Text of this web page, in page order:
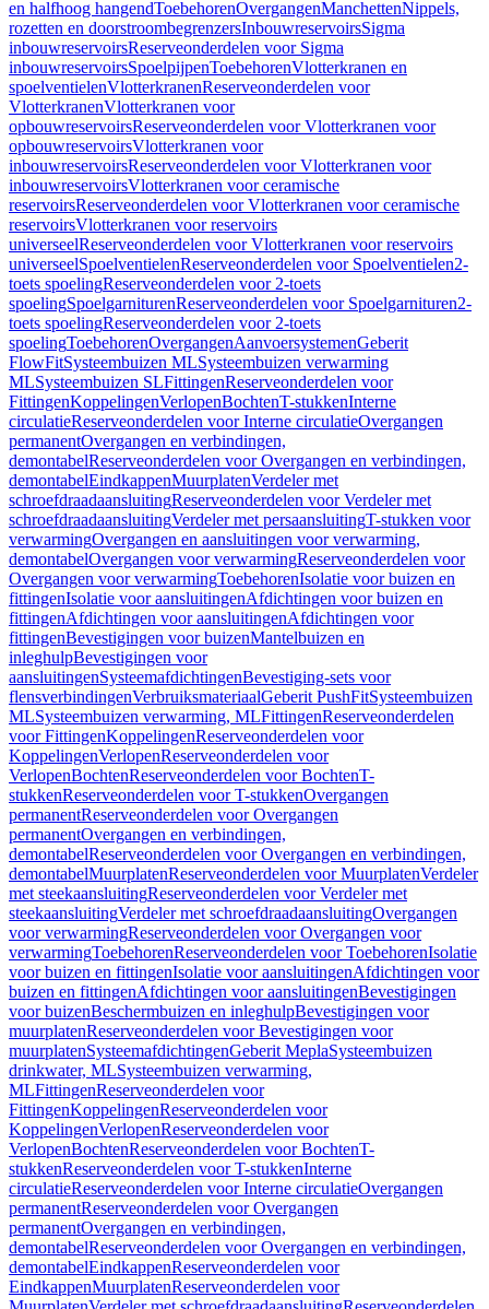
en halfhoog hangendToebehorenOvergangenManchettenNippels,
rozetten en doorstroombegrenzersInbouwreservoirsSigma
inbouwreservoirsReserveonderdelen voor Sigma
inbouwreservoirsSpoelpijpenToebehorenVlotterkranen en
spoelventielenVlotterkranenReserveonderdelen voor
VlotterkranenVlotterkranen voor
opbouwreservoirsReserveonderdelen voor Vlotterkranen voor
opbouwreservoirsVlotterkranen voor
inbouwreservoirsReserveonderdelen voor Vlotterkranen voor
inbouwreservoirsVlotterkranen voor ceramische
reservoirsReserveonderdelen voor Vlotterkranen voor ceramische
reservoirsVlotterkranen voor reservoirs
universeelReserveonderdelen voor Vlotterkranen voor reservoirs
universeelSpoelventielenReserveonderdelen voor Spoelventielen2-
toets spoelingReserveonderdelen voor 2-toets
spoelingSpoelgarniturenReserveonderdelen voor Spoelgarnituren2-
toets spoelingReserveonderdelen voor 2-toets
spoelingToebehorenOvergangenAanvoersystemenGeberit
FlowFitSysteembuizen MLSysteembuizen verwarming
MLSysteembuizen SLFittingenReserveonderdelen voor
FittingenKoppelingenVerlopenBochtenT-stukkenInterne
circulatieReserveonderdelen voor Interne circulatieOvergangen
permanentOvergangen en verbindingen,
demontabelReserveonderdelen voor Overgangen en verbindingen,
demontabelEindkappenMuurplatenVerdeler met
schroefdraadaansluitingReserveonderdelen voor Verdeler met
schroefdraadaansluitingVerdeler met persaansluitingT-stukken voor
verwarmingOvergangen en aansluitingen voor verwarming,
demontabelOvergangen voor verwarmingReserveonderdelen voor
Overgangen voor verwarmingToebehorenIsolatie voor buizen en
fittingenIsolatie voor aansluitingenAfdichtingen voor buizen en
fittingenAfdichtingen voor aansluitingenAfdichtingen voor
fittingenBevestigingen voor buizenMantelbuizen en
inleghulpBevestigingen voor
aansluitingenSysteemafdichtingenBevestiging-sets voor
flensverbindingenVerbruiksmateriaalGeberit PushFitSysteembuizen
MLSysteembuizen verwarming, MLFittingenReserveonderdelen
voor FittingenKoppelingenReserveonderdelen voor
KoppelingenVerlopenReserveonderdelen voor
VerlopenBochtenReserveonderdelen voor BochtenT-
stukkenReserveonderdelen voor T-stukkenOvergangen
permanentReserveonderdelen voor Overgangen
permanentOvergangen en verbindingen,
demontabelReserveonderdelen voor Overgangen en verbindingen,
demontabelMuurplatenReserveonderdelen voor MuurplatenVerdeler
met steekaansluitingReserveonderdelen voor Verdeler met
steekaansluitingVerdeler met schroefdraadaansluitingOvergangen
voor verwarmingReserveonderdelen voor Overgangen voor
verwarmingToebehorenReserveonderdelen voor ToebehorenIsolatie
voor buizen en fittingenIsolatie voor aansluitingenAfdichtingen voor
buizen en fittingenAfdichtingen voor aansluitingenBevestigingen
voor buizenBeschermbuizen en inleghulpBevestigingen voor
muurplatenReserveonderdelen voor Bevestigingen voor
muurplatenSysteemafdichtingenGeberit MeplaSysteembuizen
drinkwater, MLSysteembuizen verwarming,
MLFittingenReserveonderdelen voor
FittingenKoppelingenReserveonderdelen voor
KoppelingenVerlopenReserveonderdelen voor
VerlopenBochtenReserveonderdelen voor BochtenT-
stukkenReserveonderdelen voor T-stukkenInterne
circulatieReserveonderdelen voor Interne circulatieOvergangen
permanentReserveonderdelen voor Overgangen
permanentOvergangen en verbindingen,
demontabelReserveonderdelen voor Overgangen en verbindingen,
demontabelEindkappenReserveonderdelen voor
EindkappenMuurplatenReserveonderdelen voor